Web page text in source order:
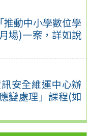
動中小學數位學
場)一案，詳如說
安全維運中心辦
變處理」課程(如